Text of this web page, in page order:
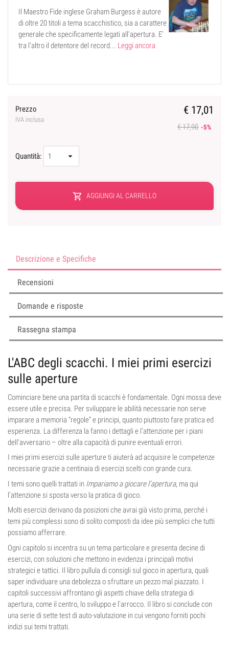
Il Maestro Fide inglese Graham Burgess è autore
di oltre 20 titoli a tema scacchistico, sia a carattere
generale che specificamente legati all'apertura. E'
tra l'altro il detentore del record... Leggi ancora
Prezzo
IVA inclusa
€ 17,01
€ 17,90 -5%
Quantità:
shopping_cart AGGIUNGI AL CARRELLO
Descrizione e Specifiche
Recensioni
Domande e risposte
Rassegna stampa
L'ABC degli scacchi. I miei primi esercizi
sulle aperture
Cominciare bene una partita di scacchi è fondamentale. Ogni mossa deve
essere utile e precisa. Per sviluppare le abilità necessarie non serve
imparare a memoria “regole” e principi, quanto piuttosto fare pratica ed
esperienza. La differenza la fanno i dettagli e l’attenzione per i piani
dell’avversario – oltre alla capacità di punire eventuali errori.
I miei primi esercizi sulle aperture ti aiuterà ad acquisire le competenze
necessarie grazie a centinaia di esercizi scelti con grande cura.
I temi sono quelli trattati in Impariamo a giocare l’apertura, ma qui
l’attenzione si sposta verso la pratica di gioco.
Molti esercizi derivano da posizioni che avrai già visto prima, perché i
temi più complessi sono di solito composti da idee più semplici che tutti
possiamo afferrare.
Ogni capitolo si incentra su un tema particolare e presenta decine di
esercizi, con soluzioni che mettono in evidenza i principali motivi
strategici e tattici. Il libro pullula di consigli sul gioco in apertura, quali
saper individuare una debolezza o sfruttare un pezzo mal piazzato. I
capitoli successivi affrontano gli aspetti chiave della strategia di
apertura, come il centro, lo sviluppo e l’arrocco. Il libro si conclude con
una serie di sette test di auto-valutazione in cui vengono forniti pochi
indizi sui temi trattati.